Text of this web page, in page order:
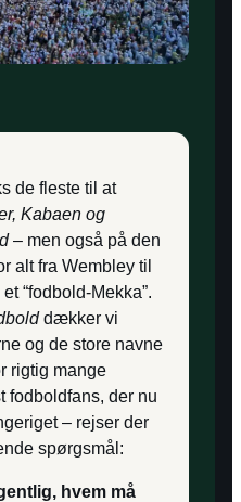
de fleste til at
Kabaen og
– men også på den
alt fra Wembley til
“fodbold-Mekka”.
dækker vi
og de store navne
rigtig mange
fodboldfans, der nu
– rejser der
spørgsmål:
hvem må